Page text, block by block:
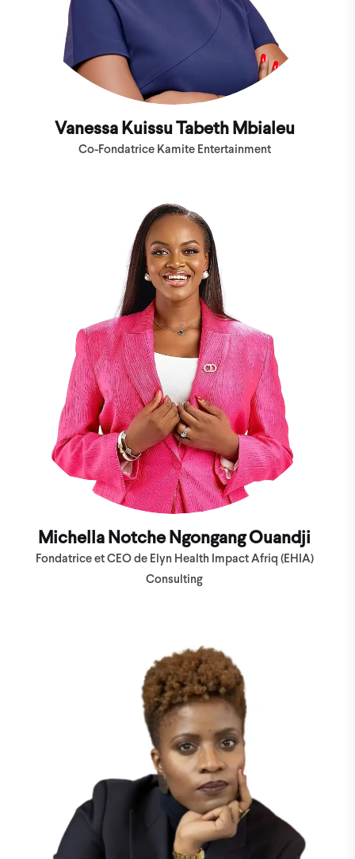
Vanessa Kuissu Tabeth Mbialeu
Co-Fondatrice Kamite Entertainment
Michella Notche Ngongang Ouandji
Fondatrice et CEO de Elyn Health Impact Afriq (EHIA)
Consulting